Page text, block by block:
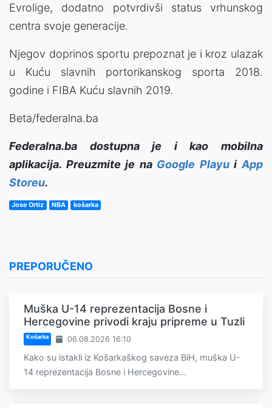
Evrolige, dodatno potvrdivši status vrhunskog
centra svoje generacije.
Njegov doprinos sportu prepoznat je i kroz ulazak
u Kuću slavnih portorikanskog sporta 2018.
godine i FIBA Kuću slavnih 2019.
Beta/federalna.ba
Federalna.ba dostupna je i kao mobilna
aplikacija. Preuzmite je na Google PlayuiApp
Storeu.
Jose Ortiz NBA košarka
PREPORUČENO
Muška U-14 reprezentacija Bosne i
Hercegovine privodi kraju pripreme u Tuzli
Košarka 06.08.2026 16:10
Kako su istakli iz Košarkaškog saveza BiH, muška U-
14 reprezentacija Bosne i Hercegovine...